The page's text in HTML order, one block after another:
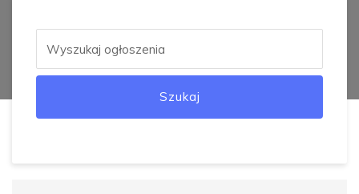
Szukaj